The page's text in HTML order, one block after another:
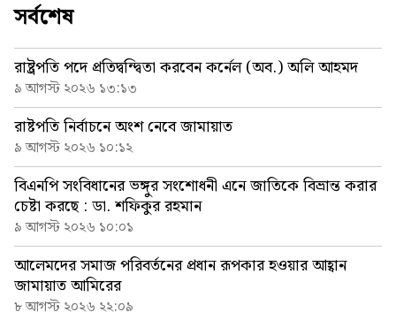
সর্বশেষ
রাষ্ট্রপতি পদে প্রতিদ্বন্দ্বিতা করবেন কর্নেল (অব.) অলি আহমদ
৯ আগস্ট ২০২৬ ১৩:১৩
রাষ্টপতি নির্বাচনে অংশ নেবে জামায়াত
৯ আগস্ট ২০২৬ ১০:১২
বিএনপি সংবিধানের ভঙ্গুর সংশোধনী এনে জাতিকে বিভ্রান্ত করার
চেষ্টা করছে : ডা. শফিকুর রহমান
৯ আগস্ট ২০২৬ ১০:০১
আলেমদের সমাজ পরিবর্তনের প্রধান রূপকার হওয়ার আহ্বান
জামায়াত আমিরের
৮ আগস্ট ২০২৬ ২২:০৯